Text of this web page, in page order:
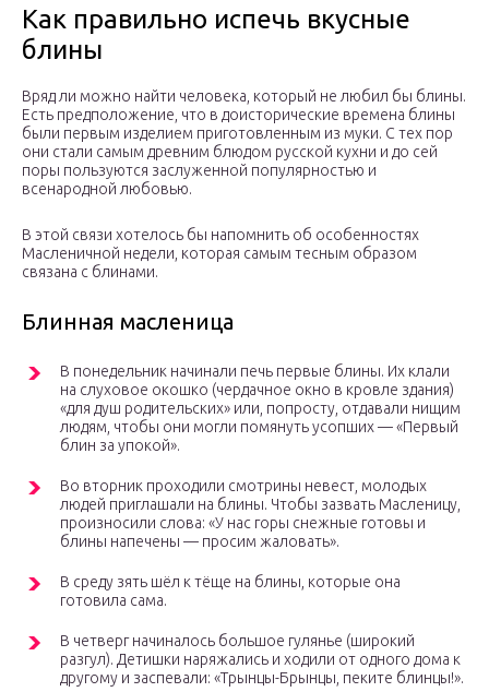
Как правильно испечь вкусные
блины
Вряд ли можно найти человека, который не любил бы блины.
Есть предположение, что в доисторические времена блины
были первым изделием приготовленным из муки. С тех пор
они стали самым древним блюдом русской кухни и до сей
поры пользуются заслуженной популярностью и
всенародной любовью.
В этой связи хотелось бы напомнить об особенностях
Масленичной недели, которая самым тесным образом
связана с блинами.
Блинная масленица
В понедельник начинали печь первые блины. Их клали
на слуховое окошко (чердачное окно в кровле здания)
«для душ родительских» или, попросту, отдавали нищим
людям, чтобы они могли помянуть усопших — «Первый
блин за упокой».
Во вторник проходили смотрины невест, молодых
людей приглашали на блины. Чтобы зазвать Масленицу,
произносили слова: «У нас горы снежные готовы и
блины напечены — просим жаловать».
В среду зять шёл к тёще на блины, которые она
готовила сама.
В четверг начиналось большое гулянье (широкий
разгул). Детишки наряжались и ходили от одного дома к
другому и заспевали: «Трынцы-Брынцы, пеките блинцы!».